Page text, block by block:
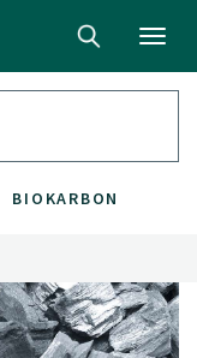
BIOKARBON